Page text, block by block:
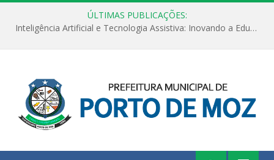
ÚLTIMAS PUBLICAÇÕES:
Inteligência Artificial e Tecnologia Assistiva: Inovando a Educação Especial e Inclusiva